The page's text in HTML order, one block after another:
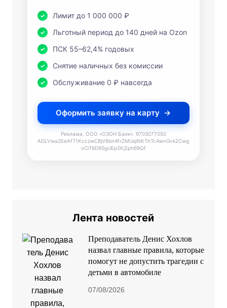
Лимит до 1 000 000 ₽
Льготный период до 140 дней на Ozon
ПСК 55–62,4% годовых
Снятие наличных без комиссии
Обслуживание 0 ₽ навсегда
Оформить заявку на карту
Реклама. ООО «ОЗОН Банк». 9703077050
ADLVwa2EeAfT1KcczwC8jV6bn4frZMUqiNKThTcAwnGvk2Cwg
vCiT6D9SgiJEp2Kj2ph69Qf
Лента новостей
Преподаватель Денис Хохлов
назвал главные правила, которые
помогут не допустить трагедии с
детьми в автомобиле
07/08/2026